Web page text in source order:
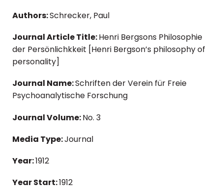
Authors:Schrecker, Paul
Journal Article Title:Henri Bergsons Philosophie
der Persönlichkkeit [Henri Bergson’s philosophy of
personality]
Journal Name:Schriften der Verein für Freie
Psychoanalytische Forschung
Journal Volume:No. 3
Media Type:Journal
Year:1912
Year Start:1912